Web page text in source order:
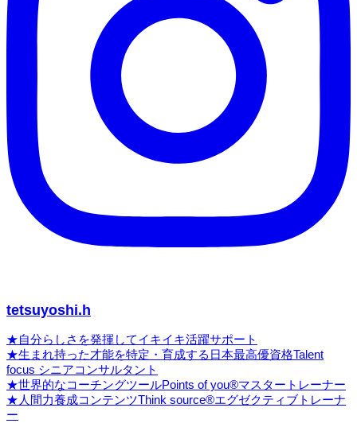
tetsuyoshi.h
★自分らしさを発揮してイキイキ活躍サポート
★生まれ持った才能を特定・育成する日本最高優資格Talent
focus シニアコンサルタント
★世界的なコーチングツールPoints of you®マスタートレーナー
★人間力養成コンテンツThink source®エグゼクティブトレーナ
ー